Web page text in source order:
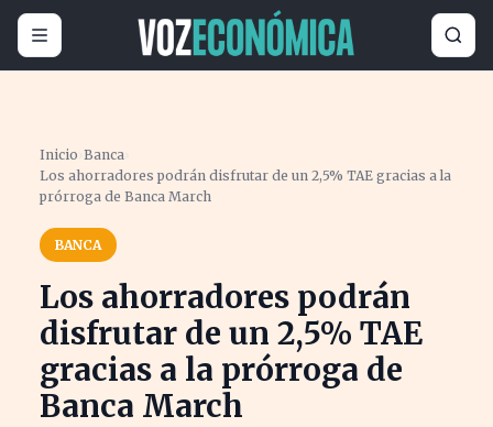
Inicio ›Banca›
Los ahorradores podrán disfrutar de un 2,5% TAE gracias a la
prórroga de Banca March
BANCA
Los ahorradores podrán
disfrutar de un 2,5% TAE
gracias a la prórroga de
Banca March